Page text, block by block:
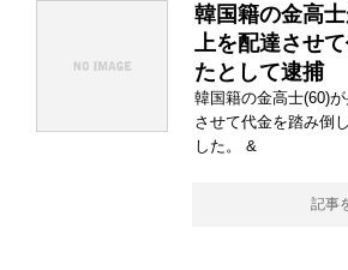
韓国籍の金高
上を配達させ
たとして逮捕
韓国籍の金高士(60)
させて代金を踏み倒
した。 &
記事